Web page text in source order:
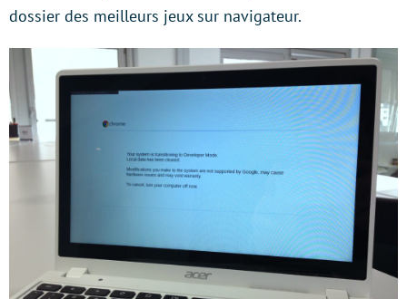
dossier des meilleurs jeux sur navigateur.